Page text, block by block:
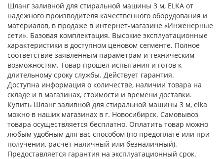
Шланг заливной для стиральной машины 3 м, ELKA от
надежного производителя качественного оборудования и
материалов, в продаже в интернет-магазине «Инженерные
сети». Базовая комплектация. Высокие эксплуатационные
характеристики в доступном ценовом сегменте. Полное
соответствие заявленным параметрам и техническим
возможностям. Товар прошел испытания и готов к
длительному сроку службы. Действует гарантия.
Доступна информация о количестве, наличии товара на
складе и в магазинах, стоимости и времени доставки.
Купить Шланг заливной для стиральной машины 3 м, elka
можно в наших магазинах в г. Новосибирск. Самовывоз
товара осуществляется бесплатно. Оплатить товар можно
любым удобным для вас способом (по предоплате или при
получении, расчет наличный или безналичный).
Предоставляется гарантия на эксплуатационный срок.